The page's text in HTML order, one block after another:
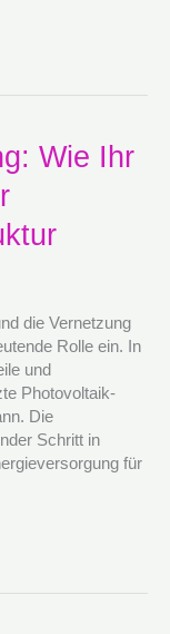
Wie Ihr
die Vernetzung
Rolle ein. In
und
Photovoltaik-
Die
Schritt in
für